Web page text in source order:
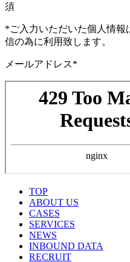
須
*ご入力いただいた個人情報
信の為に利用致します。
メールアドレス*
TOP
ABOUT US
CASES
SERVICES
NEWS
INBOUND DATA
RECRUIT